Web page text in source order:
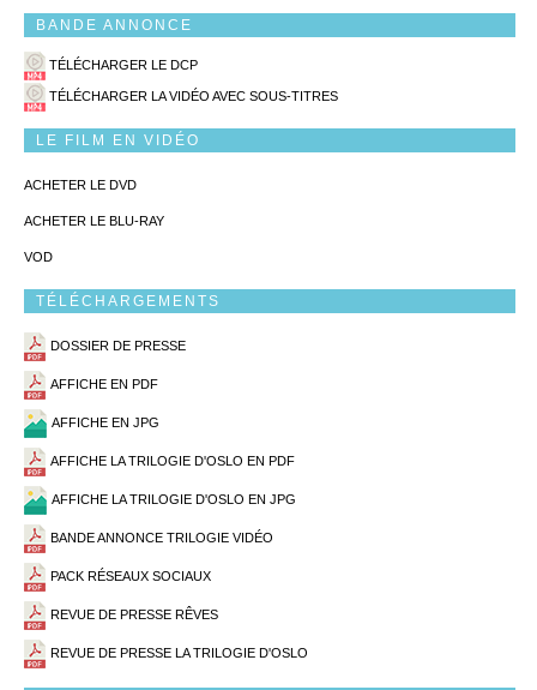
BANDE ANNONCE
TÉLÉCHARGER LE DCP
TÉLÉCHARGER LA VIDÉO AVEC SOUS-TITRES
LE FILM EN VIDÉO
ACHETER LE DVD
ACHETER LE BLU-RAY
VOD
TÉLÉCHARGEMENTS
DOSSIER DE PRESSE
AFFICHE EN PDF
AFFICHE EN JPG
AFFICHE LA TRILOGIE D'OSLO EN PDF
AFFICHE LA TRILOGIE D'OSLO EN JPG
BANDE ANNONCE TRILOGIE VIDÉO
PACK RÉSEAUX SOCIAUX
REVUE DE PRESSE RÊVES
REVUE DE PRESSE LA TRILOGIE D'OSLO